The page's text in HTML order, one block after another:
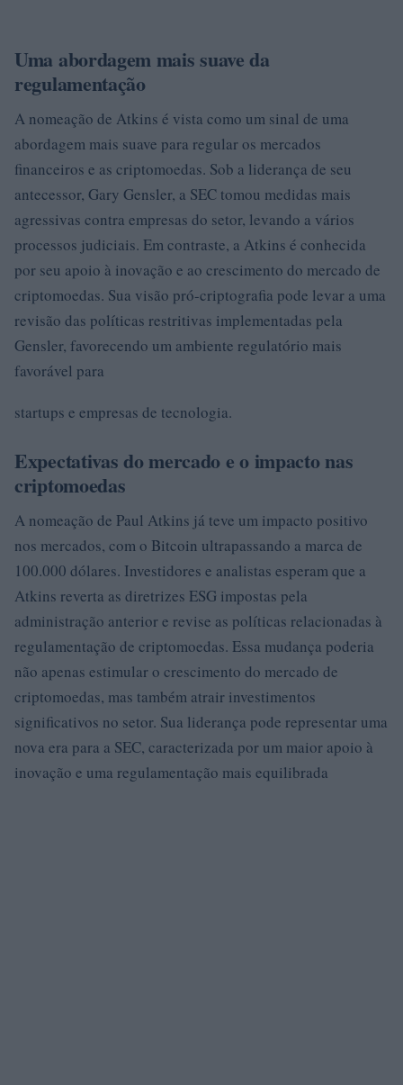
Uma abordagem mais suave da
regulamentação
A nomeação de Atkins é vista como um sinal de uma
abordagem mais suave para regular os mercados
financeiros e as criptomoedas. Sob a liderança de seu
antecessor, Gary Gensler, a SEC tomou medidas mais
agressivas contra empresas do setor, levando a vários
processos judiciais. Em contraste, a Atkins é conhecida
por seu apoio à inovação e ao crescimento do mercado de
criptomoedas. Sua visão pró-criptografia pode levar a uma
revisão das políticas restritivas implementadas pela
Gensler, favorecendo um ambiente regulatório mais
favorável para
startups e empresas de tecnologia.
Expectativas do mercado e o impacto nas
criptomoedas
A nomeação de Paul Atkins já teve um impacto positivo
nos mercados, com o Bitcoin ultrapassando a marca de
100.000 dólares. Investidores e analistas esperam que a
Atkins reverta as diretrizes ESG impostas pela
administração anterior e revise as políticas relacionadas à
regulamentação de criptomoedas. Essa mudança poderia
não apenas estimular o crescimento do mercado de
criptomoedas, mas também atrair investimentos
significativos no setor. Sua liderança pode representar uma
nova era para a SEC, caracterizada por um maior apoio à
inovação e uma regulamentação mais equilibrada